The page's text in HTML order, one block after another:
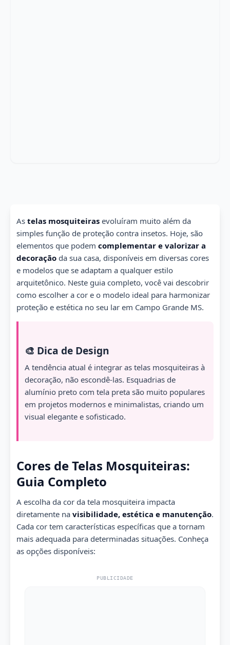
As telas mosquiteiras evoluíram muito além da
simples função de proteção contra insetos. Hoje, são
elementos que podem complementar e valorizar a
decoração da sua casa, disponíveis em diversas cores
e modelos que se adaptam a qualquer estilo
arquitetônico. Neste guia completo, você vai descobrir
como escolher a cor e o modelo ideal para harmonizar
proteção e estética no seu lar em Campo Grande MS.
🎨 Dica de Design
A tendência atual é integrar as telas mosquiteiras à
decoração, não escondê-las. Esquadrias de
alumínio preto com tela preta são muito populares
em projetos modernos e minimalistas, criando um
visual elegante e sofisticado.
Cores de Telas Mosquiteiras:
Guia Completo
A escolha da cor da tela mosquiteira impacta
diretamente na visibilidade, estética e manutenção.
Cada cor tem características específicas que a tornam
mais adequada para determinadas situações. Conheça
as opções disponíveis:
PUBLICIDADE